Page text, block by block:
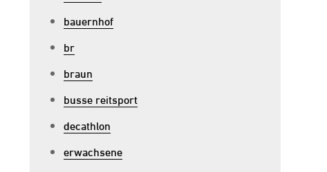
bauernhof
br
braun
busse reitsport
decathlon
erwachsene